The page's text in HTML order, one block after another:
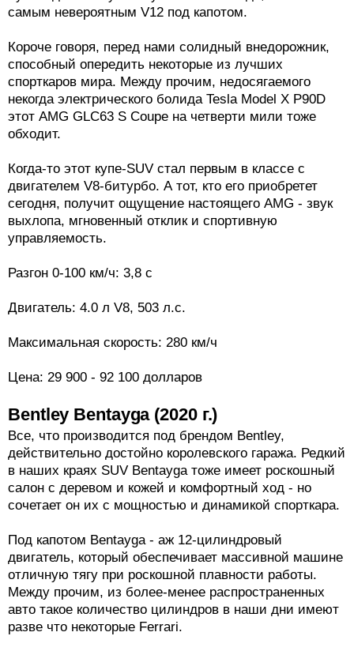
самым невероятным V12 под капотом.
Короче говоря, перед нами солидный внедорожник,
способный опередить некоторые из лучших
спорткаров мира. Между прочим, недосягаемого
некогда электрического болида Tesla Model X P90D
этот AMG GLC63 S Coupe на четверти мили тоже
обходит.
Когда-то этот купе-SUV стал первым в классе с
двигателем V8-битурбо. А тот, кто его приобретет
сегодня, получит ощущение настоящего AMG - звук
выхлопа, мгновенный отклик и спортивную
управляемость.
Разгон 0-100 км/ч: 3,8 с
Двигатель: 4.0 л V8, 503 л.с.
Максимальная скорость: 280 км/ч
Цена: 29 900 - 92 100 долларов
Bentley Bentayga (2020 г.)
Все, что производится под брендом Bentley,
действительно достойно королевского гаража. Редкий
в наших краях SUV Bentayga тоже имеет роскошный
салон с деревом и кожей и комфортный ход - но
сочетает он их с мощностью и динамикой спорткара.
Под капотом Bentayga - аж 12-цилиндровый
двигатель, который обеспечивает массивной машине
отличную тягу при роскошной плавности работы.
Между прочим, из более-менее распространенных
авто такое количество цилиндров в наши дни имеют
разве что некоторые Ferrari.